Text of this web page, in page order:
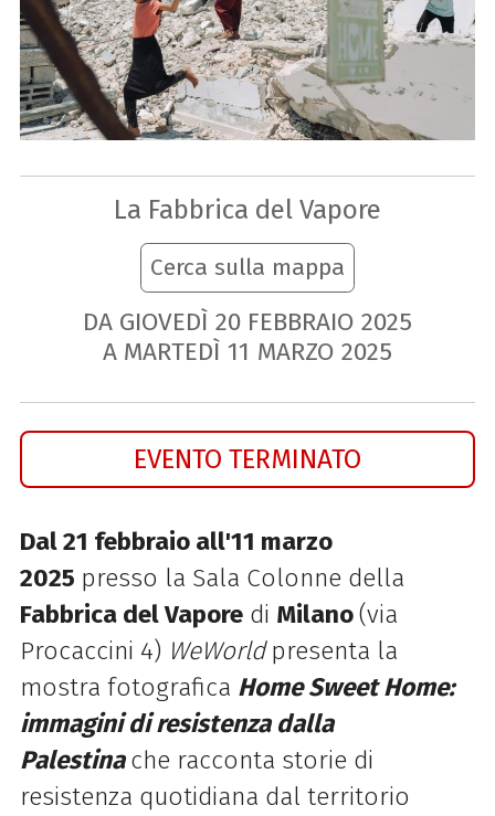
La Fabbrica del Vapore
Cerca sulla mappa
DA GIOVEDÌ 20 FEBBRAIO 2025
A MARTEDÌ 11 MARZO 2025
EVENTO TERMINATO
Dal 21 febbraio all'11 marzo
2025 presso la Sala Colonne della
Fabbrica del Vaporedi Milano(via
Procaccini 4) WeWorld presenta la
mostra fotografica Home Sweet Home:
immagini di resistenza dalla
Palestina che racconta storie di
resistenza quotidiana dal territorio